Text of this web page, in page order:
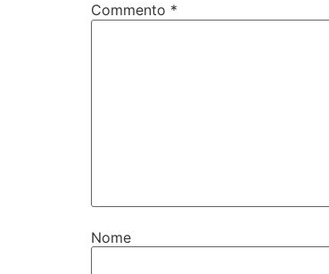
Commento *
Nome